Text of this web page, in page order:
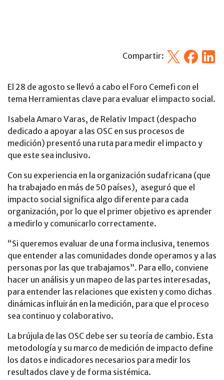
Compartir: X Facebook
El 28 de agosto se llevó a cabo el Foro Cemefi con el
tema Herramientas clave para evaluar el impacto social.
Isabela Amaro Varas, de Relativ Impact (despacho
dedicado a apoyar a las OSC en sus procesos de
medición) presentó una ruta para medir el impacto y
que este sea inclusivo.
Con su experiencia en la organización sudafricana (que
ha trabajado en más de 50 países), aseguró que el
impacto social significa algo diferente para cada
organización, por lo que el primer objetivo es aprender
a medirlo y comunicarlo correctamente.
“Si queremos evaluar de una forma inclusiva, tenemos
que entender a las comunidades donde operamos y a las
personas por las que trabajamos”. Para ello, conviene
hacer un análisis y un mapeo de las partes interesadas,
para entender las relaciones que existen y como dichas
dinámicas influirán en la medición, para que el proceso
sea continuo y colaborativo.
La brújula de las OSC debe ser su teoría de cambio. Esta
metodología y su marco de medición de impacto define
los datos e indicadores necesarios para medir los
resultados clave y de forma sistémica.